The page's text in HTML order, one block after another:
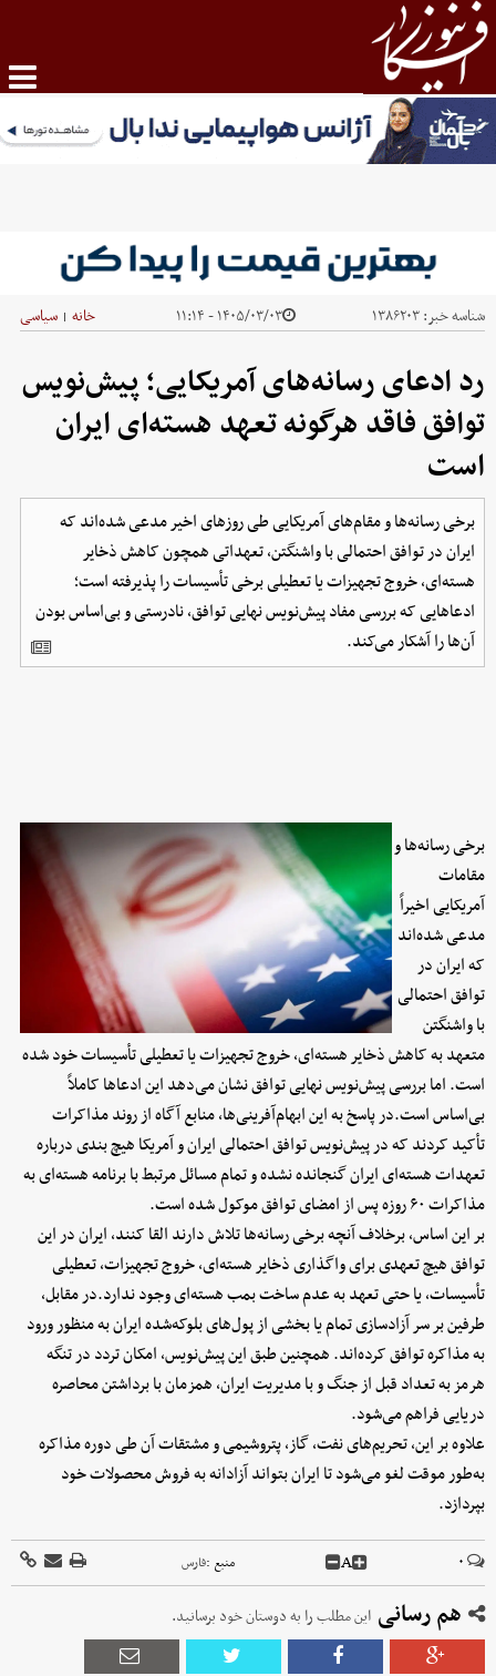
شناسه خبر:۱۳۸۶۲۰۳ ۱۴۰۵/۰۳/۰۳ - ۱۱:۱۴ خانه | سیاسی
رد ادعای رسانه‌های آمریکایی؛ پیش‌نویس
توافق فاقد هرگونه تعهد هسته‌ای ایران
است
برخی رسانه‌ها و مقام‌های آمریکایی طی روزهای اخیر مدعی شده‌اند که
ایران در توافق احتمالی با واشنگتن، تعهداتی همچون کاهش ذخایر
هسته‌ای، خروج تجهیزات یا تعطیلی برخی تأسیسات را پذیرفته است؛
ادعاهایی که بررسی مفاد پیش‌نویس نهایی توافق، نادرستی و بی‌اساس بودن
آن‌ها را آشکار می‌کند.
برخی رسانه‌ها و
مقامات
آمریکایی اخیراً
مدعی شده‌اند
که ایران در
توافق احتمالی
با واشنگتن
متعهد به کاهش ذخایر هسته‌ای، خروج تجهیزات یا تعطیلی تأسیسات خود شده
است. اما بررسی پیش‌نویس نهایی توافق نشان می‌دهد این ادعاها کاملاً
بی‌اساس است.در پاسخ به این ابهام‌آفرینی‌ها، منابع آگاه از روند مذاکرات
تأکید کردند که در پیش‌نویس توافق احتمالی ایران و آمریکا هیچ بندی درباره
تعهدات هسته‌ای ایران گنجانده نشده و تمام مسائل مرتبط با برنامه هسته‌ای به
مذاکرات ۶۰ روزه پس از امضای توافق موکول شده است.
بر این اساس، برخلاف آنچه برخی رسانه‌ها تلاش دارند القا کنند، ایران در این
توافق هیچ تعهدی برای واگذاری ذخایر هسته‌ای، خروج تجهیزات، تعطیلی
تأسیسات، یا حتی تعهد به عدم ساخت بمب هسته‌ای وجود ندارد.در مقابل،
طرفین بر سر آزادسازی تمام یا بخشی از پول‌های بلوکه‌شده ایران به منظور ورود
به مذاکره توافق کرده‌اند. همچنین طبق این پیش‌نویس، امکان تردد در تنگه
هرمز به تعداد قبل از جنگ و با مدیریت ایران، همزمان با برداشتن محاصره
دریایی فراهم می‌شود.
علاوه بر این، تحریم‌های نفت، گاز، پتروشیمی و مشتقات آن طی دوره مذاکره
به‌طور موقت لغو می‌شود تا ایران بتواند آزادانه به فروش محصولات خود
بپردازد.
۰ A منبع :فارس
هم رسانی این مطلب را به دوستان خود برسانید.